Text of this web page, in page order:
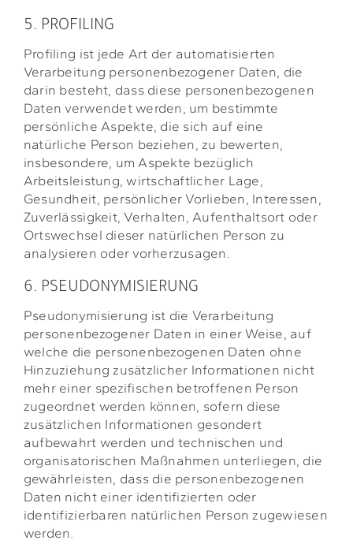
5. PROFILING
Profiling ist jede Art der automatisierten
Verarbeitung personenbezogener Daten, die
darin besteht, dass diese personenbezogenen
Daten verwendet werden, um bestimmte
persönliche Aspekte, die sich auf eine
natürliche Person beziehen, zu bewerten,
insbesondere, um Aspekte bezüglich
Arbeitsleistung, wirtschaftlicher Lage,
Gesundheit, persönlicher Vorlieben, Interessen,
Zuverlässigkeit, Verhalten, Aufenthaltsort oder
Ortswechsel dieser natürlichen Person zu
analysieren oder vorherzusagen.
6. PSEUDONYMISIERUNG
Pseudonymisierung ist die Verarbeitung
personenbezogener Daten in einer Weise, auf
welche die personenbezogenen Daten ohne
Hinzuziehung zusätzlicher Informationen nicht
mehr einer spezifischen betroffenen Person
zugeordnet werden können, sofern diese
zusätzlichen Informationen gesondert
aufbewahrt werden und technischen und
organisatorischen Maßnahmen unterliegen, die
gewährleisten, dass die personenbezogenen
Daten nicht einer identifizierten oder
identifizierbaren natürlichen Person zugewiesen
werden.